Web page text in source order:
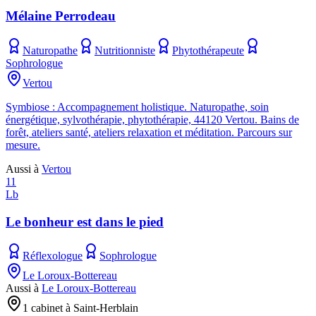
Mélaine Perrodeau
Naturopathe Nutritionniste
Phytothérapeute
Sophrologue
Vertou
Symbiose : Accompagnement holistique. Naturopathe, soin
énergétique, sylvothérapie, phytothérapie, 44120 Vertou. Bains de
forêt, ateliers santé, ateliers relaxation et méditation. Parcours sur
mesure.
Aussi à Vertou
11
Lb
Le bonheur est dans le pied
Réflexologue
Sophrologue
Le Loroux-Bottereau
Aussi à Le Loroux-Bottereau
1 cabinet à Saint-Herblain